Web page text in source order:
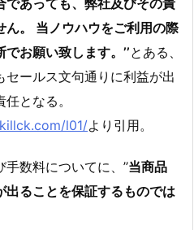
あっても、弊社及びその責
。 当ノウハウをご利用の際
お願い致します。’’とある、
ールス文句通りに利益が出
となる。
l01/より引用。
数料についてに、’’当商品
ることを保証するものでは